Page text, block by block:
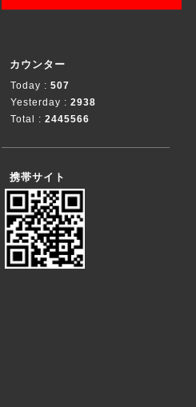
カウンター
Today : 507
Yesterday : 2938
Total : 2445566
携帯サイト